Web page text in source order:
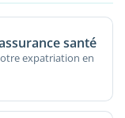
santé
expatriation en